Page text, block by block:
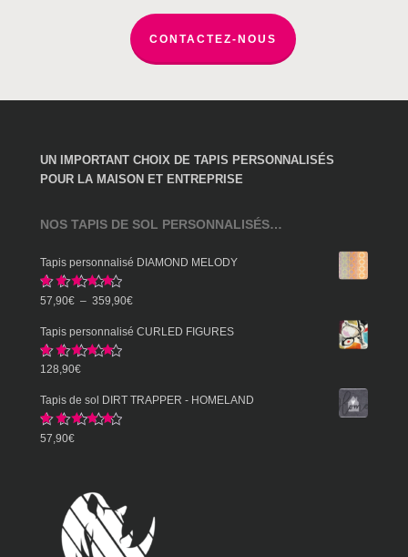
CONTACTEZ-NOUS
UN IMPORTANT CHOIX DE TAPIS PERSONNALISÉS
POUR LA MAISON ET ENTREPRISE
NOS TAPIS DE SOL PERSONNALISÉS…
Tapis personnalisé DIAMOND MELODY
Note 5.00
sur 5
57,90€ – 359,90€Plage
à
Tapis personnalisé CURLED FIGURES
Note
sur 5
128,90€
Tapis de sol DIRT TRAPPER - HOMELAND
Note
sur 5
57,90€